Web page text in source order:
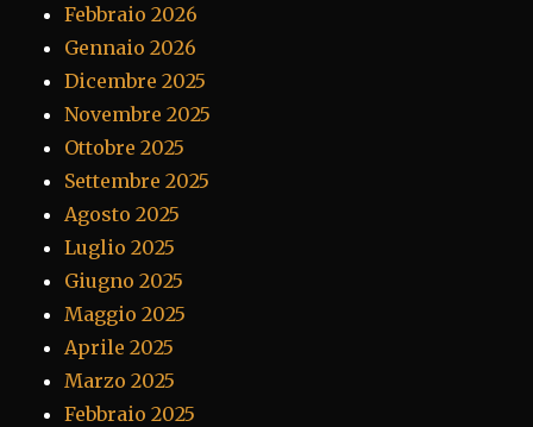
Febbraio 2026
Gennaio 2026
Dicembre 2025
Novembre 2025
Ottobre 2025
Settembre 2025
Agosto 2025
Luglio 2025
Giugno 2025
Maggio 2025
Aprile 2025
Marzo 2025
Febbraio 2025